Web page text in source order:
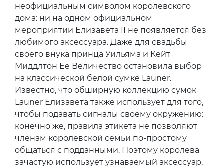
неофициальным символом королевского
дома: ни на одном официальном
мероприятии Елизавета II не появляется без
любимого аксессуара. Даже для свадьбы
своего внука принца Уильяма и Кейт
Миддлтон Ее Величество остановила выбор
на классической белой сумке Launer.
Известно, что обширную коллекцию сумок
Launer Елизавета также использует для того,
чтобы подавать сигналы своему окружению:
конечно же, правила этикета не позволяют
членам королевской семьи по-простому
общаться с подданными. Поэтому королева
зачастую использует узнаваемый аксессуар,